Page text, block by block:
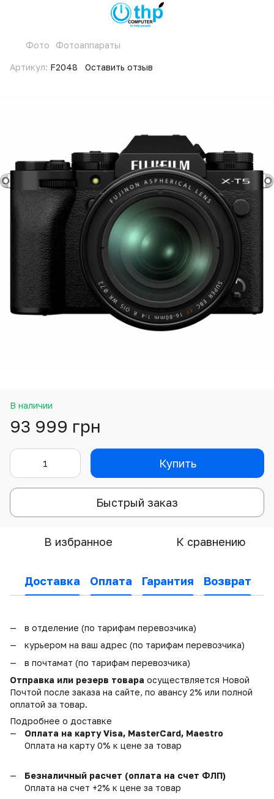
Фото Фотоаппараты
Артикул: F2048 Оставить отзыв
В наличии
93 999 грн
Купить
Быстрый заказ
В избранное К сравнению
Доставка Оплата Гарантия Возврат
в отделение (по тарифам перевозчика)
курьером на ваш адрес (по тарифам перевозчика)
в почтамат (по тарифам перевозчика)
Отправка или резерв товара осуществляется Новой
Почтой после заказа на сайте, по авансу 2% или полной
оплатой за товар.
Подробнее о доставке
Оплата на карту Visa, MasterCard, Maestro
Оплата на карту 0% к цене за товар
Безналичный расчет (оплата на счет ФЛП)
Оплата на счет +2% к цене за товар